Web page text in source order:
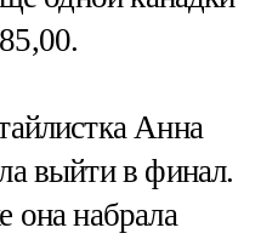
Анна
выйти в финал.
она набрала